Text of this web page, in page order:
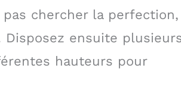
chercher la perfection,
Disposez ensuite
hauteurs pour